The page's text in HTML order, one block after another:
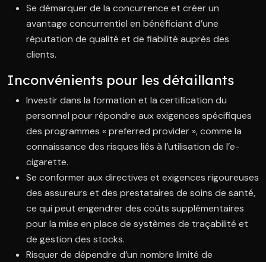
Se démarquer de la concurrence et créer un
avantage concurrentiel en bénéficiant d’une
réputation de qualité et de fiabilité auprès des
clients.
Inconvénients pour les détaillants
Investir dans la formation et la certification du
personnel pour répondre aux exigences spécifiques
des programmes « preferred provider », comme la
connaissance des risques liés à l’utilisation de l’e-
cigarette.
Se conformer aux directives et exigences rigoureuses
des assureurs et des prestataires de soins de santé,
ce qui peut engendrer des coûts supplémentaires
pour la mise en place de systèmes de traçabilité et
de gestion des stocks.
Risquer de dépendre d’un nombre limité de